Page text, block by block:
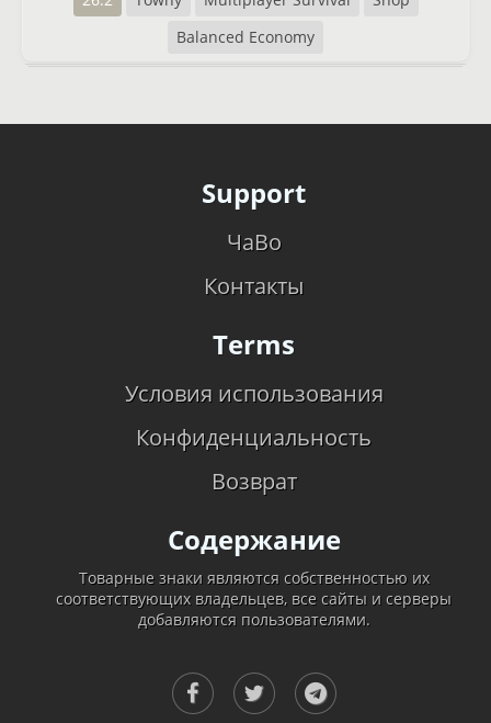
Balanced Economy
Support
ЧаВо
Контакты
Terms
Условия использования
Конфиденциальность
Возврат
Содержание
Товарные знаки являются собственностью их
соответствующих владельцев, все сайты и серверы
добавляются пользователями.